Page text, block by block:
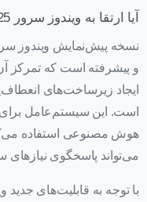
آیا ارتقا به ویندوز سرور 2025 ضروری است؟
و پیشرفته است که تمرکز
ایجاد زیرساخت‌های
است. این سیستم‌عامل برای
هوش مصنوعی استفاده
می‌تواند پاسخگوی